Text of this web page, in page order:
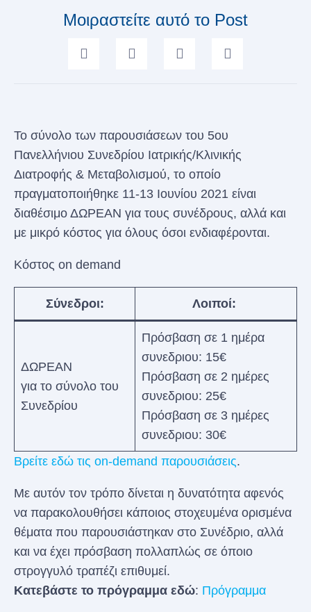
Μοιραστείτε αυτό το Post
Το σύνολο των παρουσιάσεων του 5ου
Πανελλήνιου Συνεδρίου Ιατρικής/Κλινικής
Διατροφής & Μεταβολισμού, το οποίο
πραγματοποιήθηκε 11-13 Ιουνίου 2021 είναι
διαθέσιμο ΔΩΡΕΑΝ για τους συνέδρους, αλλά και
με μικρό κόστος για όλους όσοι ενδιαφέρονται.
Κόστος on demand
Σύνεδροι: Λοιποί:
ΔΩΡΕΑΝ
για το σύνολο του
Συνεδρίου
Πρόσβαση σε 1 ημέρα
συνεδριου: 15€
Πρόσβαση σε 2 ημέρες
συνεδριου: 25€
Πρόσβαση σε 3 ημέρες
συνεδριου: 30€
Βρείτε εδώ τις on-demand παρουσιάσεις.
Με αυτόν τον τρόπο δίνεται η δυνατότητα αφενός
να παρακολουθήσει κάποιος στοχευμένα ορισμένα
θέματα που παρουσιάστηκαν στο Συνέδριο, αλλά
και να έχει πρόσβαση πολλαπλώς σε όποιο
στρογγυλό τραπέζι επιθυμεί.
Κατεβάστε το πρόγραμμα εδώ: Πρόγραμμα